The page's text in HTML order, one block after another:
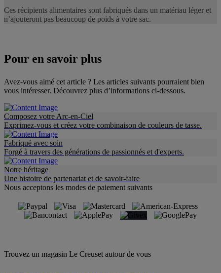
Ces récipients alimentaires sont fabriqués dans un matériau léger et
n’ajouteront pas beaucoup de poids à votre sac.
Pour en savoir plus
Avez-vous aimé cet article ? Les articles suivants pourraient bien
vous intéresser. Découvrez plus d’informations ci-dessous.
Composez votre Arc-en-Ciel
Exprimez-vous et créez votre combinaison de couleurs de tasse.
Fabriqué avec soin
Forgé à travers des générations de passionnés et d'experts.
Notre héritage
Une histoire de partenariat et de savoir-faire
Nous acceptons les modes de paiement suivants
Trouvez un magasin Le Creuset autour de vous